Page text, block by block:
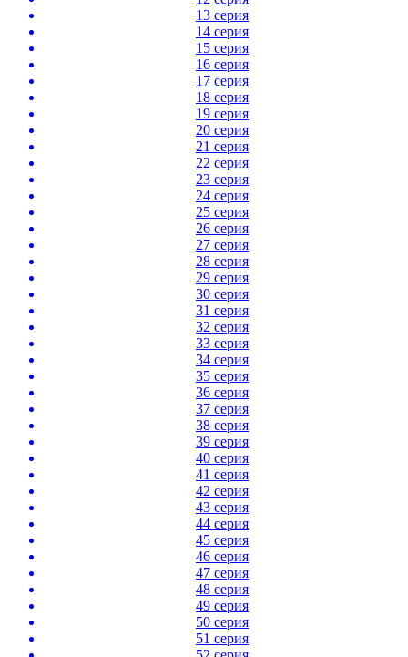
13 серия
14 серия
15 серия
16 серия
17 серия
18 серия
19 серия
20 серия
21 серия
22 серия
23 серия
24 серия
25 серия
26 серия
27 серия
28 серия
29 серия
30 серия
31 серия
32 серия
33 серия
34 серия
35 серия
36 серия
37 серия
38 серия
39 серия
40 серия
41 серия
42 серия
43 серия
44 серия
45 серия
46 серия
47 серия
48 серия
49 серия
50 серия
51 серия